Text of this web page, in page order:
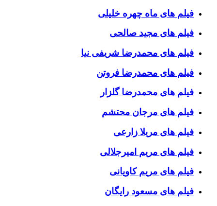
فیلم های ماه چهره خلیلی
فیلم های مجید صالحی
فیلم های محمدرضا شریفی نیا
فیلم های محمدرضا فروتن
فیلم های محمدرضا گلزار
فیلم های مرجان محتشم
فیلم های مریلا زارعی
فیلم های مریم امیرجلالی
فیلم های مریم کاویانی
فیلم های مسعود رایگان